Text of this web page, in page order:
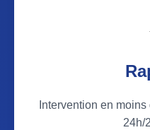
Intervention en
24h/